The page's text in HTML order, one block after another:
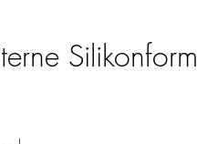
Silikonform